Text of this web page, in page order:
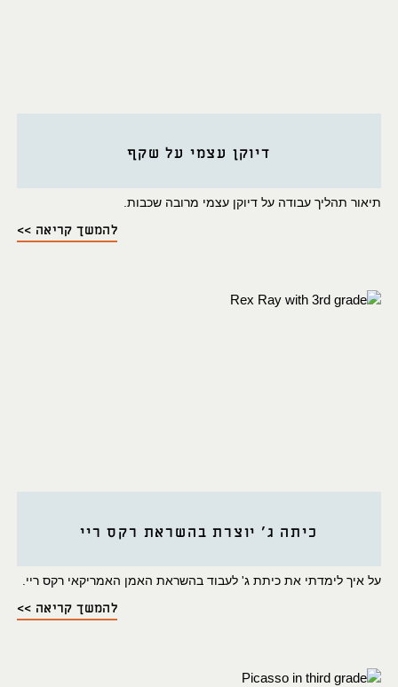
דיוקן עצמי על שקף
תיאור תהליך עבודה על דיוקן עצמי מרובה שכבות.
להמשך קריאה >>
כיתה ג' יוצרת בהשראת רקס ריי
על איך לימדתי את כיתת ג' לעבוד בהשראת האמן האמריקאי רקס ריי.
להמשך קריאה >>